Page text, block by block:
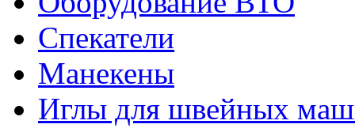
Спекатели
Манекены
Иглы для швейных